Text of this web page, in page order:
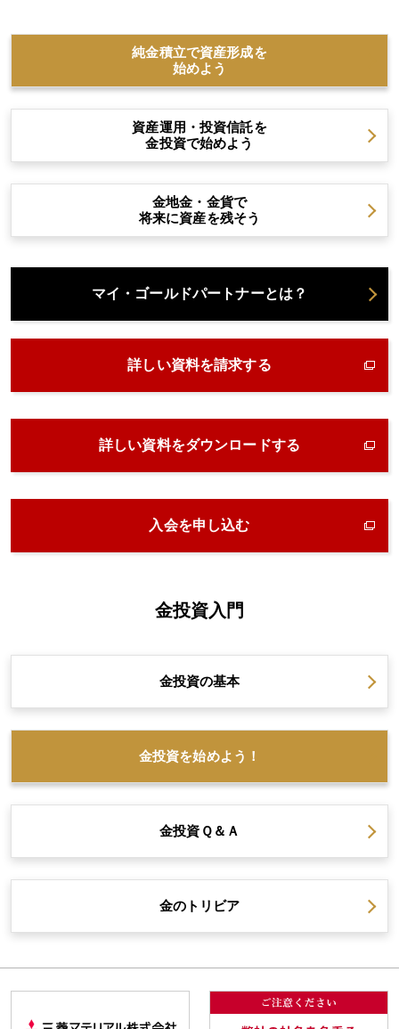
純金積立で資産形成を
始めよう
資産運用・投資信託を
金投資で始めよう
金地金・金貨で
将来に資産を残そう
マイ・ゴールドパートナーとは？
詳しい資料を請求する
詳しい資料をダウンロードする
入会を申し込む
金投資入門
金投資の基本
金投資を始めよう！
金投資 Ｑ＆Ａ
金のトリビア